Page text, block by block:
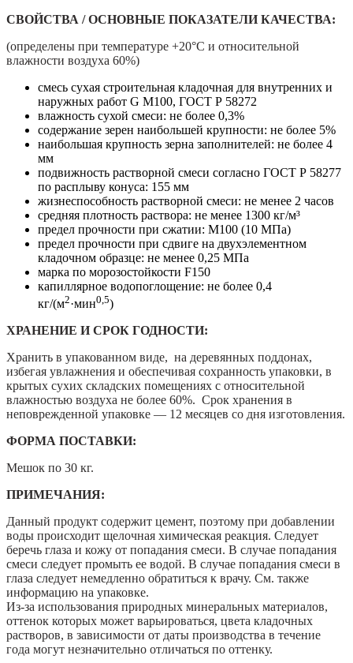
СВОЙСТВА / ОСНОВНЫЕ ПОКАЗАТЕЛИ КАЧЕСТВА:
(определены при температуре +20°С и относительной
влажности воздуха 60%)
смесь сухая строительная кладочная для внутренних и
наружных работ G М100, ГОСТ Р 58272
влажность сухой смеси: не более 0,3%
содержание зерен наибольшей крупности: не более 5%
наибольшая крупность зерна заполнителей: не более 4
мм
подвижность растворной смеси согласно ГОСТ Р 58277
по расплыву конуса: 155 мм
жизнеспособность растворной смеси: не менее 2 часов
средняя плотность раствора: не менее 1300 кг/м³
предел прочности при сжатии: М100 (10 МПа)
предел прочности при сдвиге на двухэлементном
кладочном образце: не менее 0,25 МПа
марка по морозостойкости F150
капиллярное водопоглощение: не более 0,4
кг/(м2·мин0,5)
ХРАНЕНИЕ И СРОК ГОДНОСТИ:
Хранить в упакованном виде, на деревянных поддонах,
избегая увлажнения и обеспечивая сохранность упаковки, в
крытых сухих складских помещениях с относительной
влажностью воздуха не более 60%. Срок хранения в
неповрежденной упаковке — 12 месяцев со дня изготовления.
ФОРМА ПОСТАВКИ:
Мешок по 30 кг.
ПРИМЕЧАНИЯ:
Данный продукт содержит цемент, поэтому при добавлении
воды происходит щелочная химическая реакция. Следует
беречь глаза и кожу от попадания смеси. В случае попадания
смеси следует промыть ее водой. В случае попадания смеси в
глаза следует немедленно обратиться к врачу. См. также
информацию на упаковке.
Из-за использования природных минеральных материалов,
оттенок которых может варьироваться, цвета кладочных
растворов, в зависимости от даты производства в течение
года могут незначительно отличаться по оттенку.